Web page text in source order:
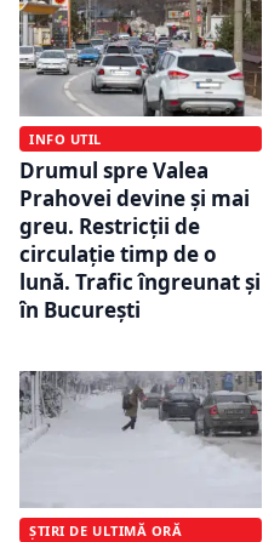
INFO UTIL
Drumul spre Valea
Prahovei devine și mai
greu. Restricții de
circulație timp de o
lună. Trafic îngreunat și
în București
ȘTIRI DE ULTIMĂ ORĂ